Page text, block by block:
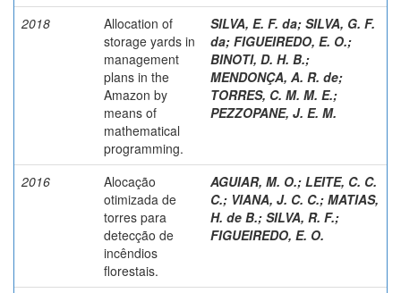
2018
Allocation of
storage yards in
management
plans in the
Amazon by
means of
mathematical
programming.
SILVA, E. F. da; SILVA, G. F.
da; FIGUEIREDO, E. O.;
BINOTI, D. H. B.;
MENDONÇA, A. R. de;
TORRES, C. M. M. E.;
PEZZOPANE, J. E. M.
2016
Alocação
otimizada de
torres para
detecção de
incêndios
florestais.
AGUIAR, M. O.; LEITE, C. C.
C.; VIANA, J. C. C.; MATIAS,
H. de B.; SILVA, R. F.;
FIGUEIREDO, E. O.